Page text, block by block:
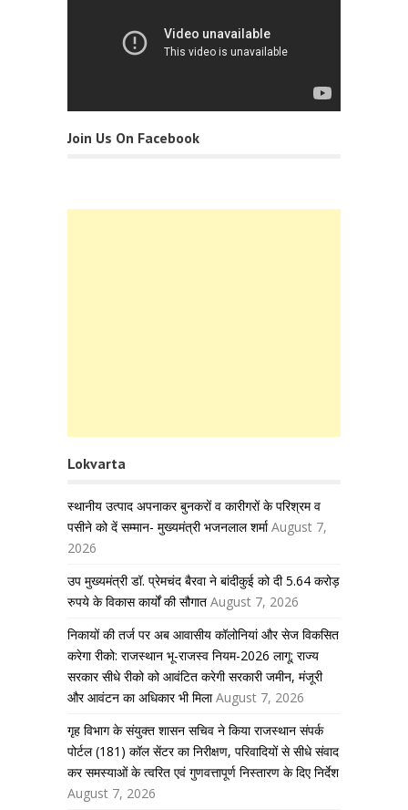
Join Us On Facebook
Lokvarta
स्थानीय उत्पाद अपनाकर बुनकरों व कारीगरों के परिश्रम व
पसीने को दें सम्मान- मुख्यमंत्री भजनलाल शर्मा August 7,
2026
उप मुख्यमंत्री डॉ. प्रेमचंद बैरवा ने बांदीकुई को दी 5.64 करोड़
रुपये के विकास कार्यों की सौगात August 7, 2026
निकायों की तर्ज पर अब आवासीय कॉलोनियां और सेज विकसित
करेगा रीको: राजस्थान भू-राजस्व नियम-2026 लागू; राज्य
सरकार सीधे रीको को आवंटित करेगी सरकारी जमीन, मंजूरी
और आवंटन का अधिकार भी मिला August 7, 2026
गृह विभाग के संयुक्त शासन सचिव ने किया राजस्थान संपर्क
पोर्टल (181) कॉल सेंटर का निरीक्षण, परिवादियों से सीधे संवाद
कर समस्याओं के त्वरित एवं गुणवत्तापूर्ण निस्तारण के दिए निर्देश
August 7, 2026